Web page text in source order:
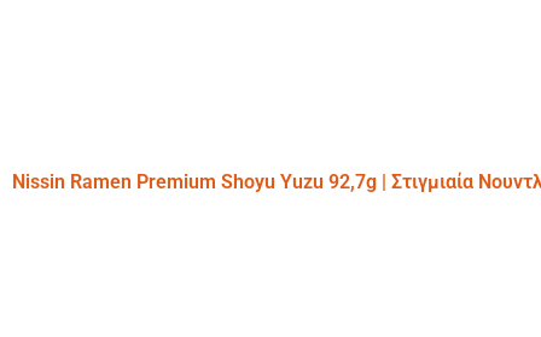
Nissin Ramen Premium Shoyu Yuzu 92,7g | Στιγμιαία